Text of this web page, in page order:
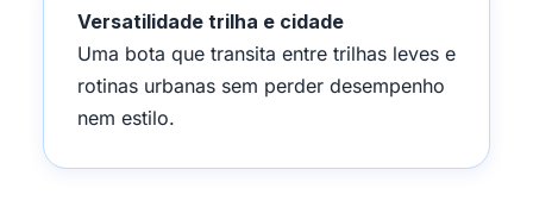
Versatilidade trilha e cidade
Uma bota que transita entre trilhas leves e
rotinas urbanas sem perder desempenho
nem estilo.